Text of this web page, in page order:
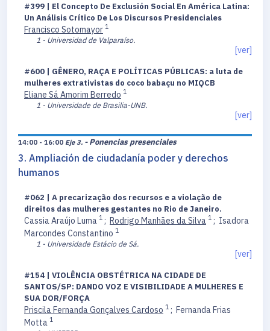
#399 | El Concepto De Exclusión Social En América Latina:
Un Análisis Crítico De Los Discursos Presidenciales
Francisco Sotomayor 1
1 - Universidad de Valparaíso.
[ver]
#600 | GÊNERO, RAÇA E POLÍTICAS PÚBLICAS: a luta de
mulheres extrativistas do coco babaçu no MIQCB
Eliane Sá Amorim Berredo 1
1 - Universidade de Brasilia-UNB.
[ver]
14:00 - 16:00 Eje 3. - Ponencias presenciales
3. Ampliación de ciudadanía poder y derechos
humanos
#062 | A precarização dos recursos e a violação de
direitos das mulheres gestantes no Rio de Janeiro.
Cassia Araújo Luma 1 ; Rodrigo Manhães da Silva 1 ; Isadora
Marcondes Constantino 1
1 - Universidade Estácio de Sá.
[ver]
#154 | VIOLÊNCIA OBSTÉTRICA NA CIDADE DE
SANTOS/SP: DANDO VOZ E VISIBILIDADE A MULHERES E
SUA DOR/FORÇA
Priscila Fernanda Gonçalves Cardoso 1 ; Fernanda Frias
Motta 1